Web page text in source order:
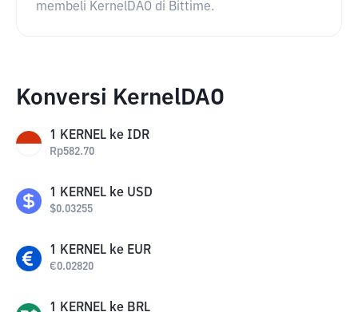
membeli KernelDAO di Bittime.
Konversi KernelDAO
1 KERNEL ke IDR
Rp582.70
1 KERNEL ke USD
$0.03255
1 KERNEL ke EUR
€0.02820
1 KERNEL ke BRL